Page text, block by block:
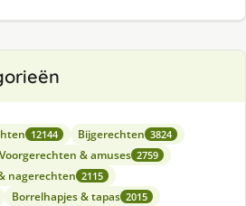
12144 Bijgerechten 3824
Voorgerechten & amuses 2759
nagerechten 2115
Borrelhapjes & tapas 2015